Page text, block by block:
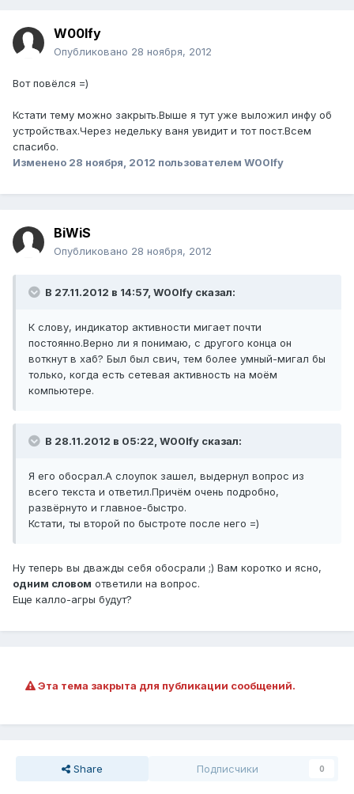
W00lfy
Опубликовано 28 ноября, 2012
Вот повёлся =)
Кстати тему можно закрыть.Выше я тут уже выложил инфу об
устройствах.Через недельку ваня увидит и тот пост.Всем
спасибо.
Изменено 28 ноября, 2012 пользователем W00lfy
BiWiS
Опубликовано 28 ноября, 2012
В 27.11.2012 в 14:57, W00lfy сказал:
К слову, индикатор активности мигает почти
постоянно.Верно ли я понимаю, с другого конца он
воткнут в хаб? Был был свич, тем более умный-мигал бы
только, когда есть сетевая активность на моём
компьютере.
В 28.11.2012 в 05:22, W00lfy сказал:
Я его обосрал.А слоупок зашел, выдернул вопрос из
всего текста и ответил.Причём очень подробно,
развёрнуто и главное-быстро.
Кстати, ты второй по быстроте после него =)
Ну теперь вы дважды себя обосрали ;) Вам коротко и ясно,
одним словом ответили на вопрос.
Еще калло-агры будут?
Эта тема закрыта для публикации сообщений.
Share Подписчики 0